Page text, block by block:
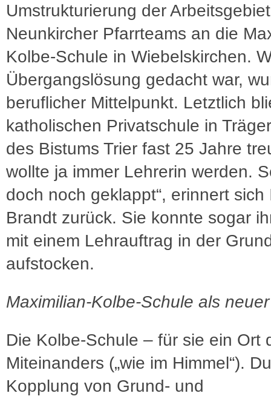
Umstrukturierung der
Neunkircher Pfarrteams an die
Kolbe-Schule in Wiebelskirchen.
Übergangslösung gedacht war,
beruflicher Mittelpunkt. Letztlich
katholischen Privatschule in
des Bistums Trier fast 25 Jahre
wollte ja immer Lehrerin werden.
doch noch geklappt“, erinnert sich
Brandt zurück. Sie konnte sogar
mit einem Lehrauftrag in der
aufstocken.
Maximilian-Kolbe-Schule als
Die Kolbe-Schule – für sie ein Ort
Miteinanders („wie im Himmel“).
Kopplung von Grund- und